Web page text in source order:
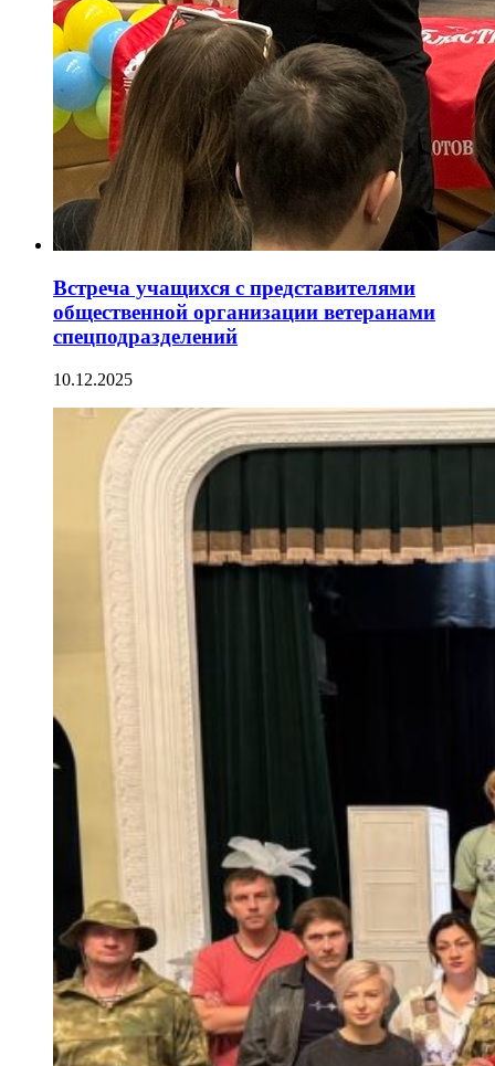
Встреча учащихся с представителями
общественной организации ветеранами
спецподразделений
10.12.2025